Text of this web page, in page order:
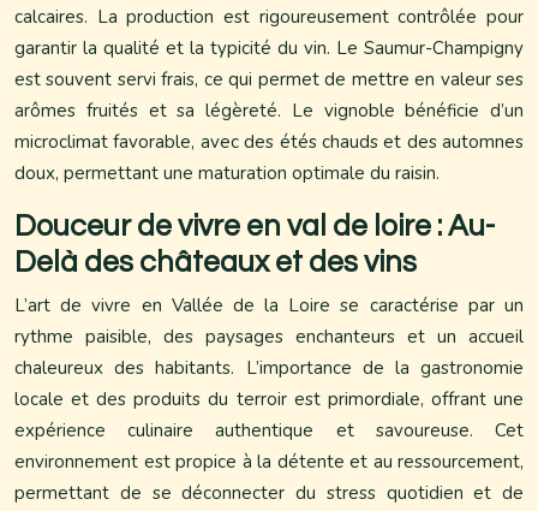
calcaires. La production est rigoureusement contrôlée pour
garantir la qualité et la typicité du vin. Le Saumur-Champigny
est souvent servi frais, ce qui permet de mettre en valeur ses
arômes fruités et sa légèreté. Le vignoble bénéficie d’un
microclimat favorable, avec des étés chauds et des automnes
doux, permettant une maturation optimale du raisin.
Douceur de vivre en val de loire : Au-
Delà des châteaux et des vins
L’art de vivre en Vallée de la Loire se caractérise par un
rythme paisible, des paysages enchanteurs et un accueil
chaleureux des habitants. L’importance de la gastronomie
locale et des produits du terroir est primordiale, offrant une
expérience culinaire authentique et savoureuse. Cet
environnement est propice à la détente et au ressourcement,
permettant de se déconnecter du stress quotidien et de